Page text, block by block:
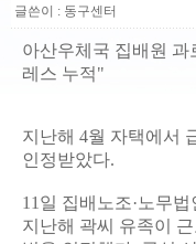
글쓴이 : 동구센터
아산우체국 집배원
레스 누적"
지난해 4월 자택에서
인정받았다.
11일 집배노조·노무
지난해 곽씨 유족이